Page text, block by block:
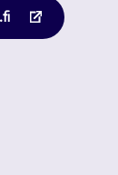
Opens
in